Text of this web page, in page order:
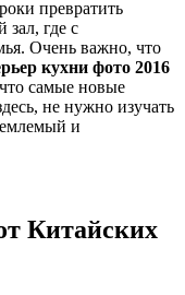
превратить
где с
Очень важно, что
кухни фото 2016
что самые новые
не нужно изучать
и
Китайских